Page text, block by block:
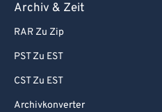
Archiv & Zeit
RAR Zu Zip
PST Zu EST
CST Zu EST
Archivkonverter